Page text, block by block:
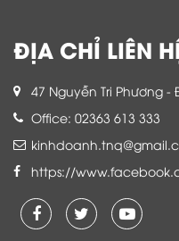
ĐỊA CHỈ LIÊN
47 Nguyễn Tri Phương -
Office: 02363 613 333
https://